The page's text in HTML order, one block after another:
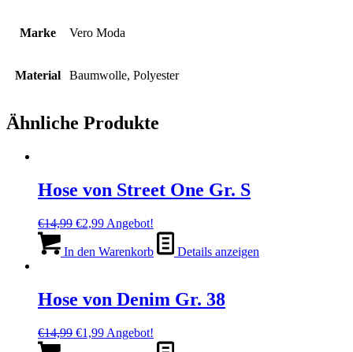
Marke Vero Moda
Material Baumwolle, Polyester
Ähnliche Produkte
Hose von Street One Gr. S
€14,99 Ursprünglicher
war:
€2,99Aktueller
ist:
Angebot!
In den Warenkorb Details anzeigen
Hose von Denim Gr. 38
€14,99 Ursprünglicher
€1,99Aktueller
Angebot!